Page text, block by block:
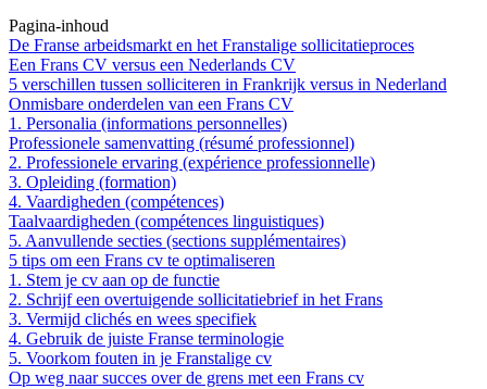
Pagina-inhoud
De Franse arbeidsmarkt en het Franstalige sollicitatieproces
Een Frans CV versus een Nederlands CV
5 verschillen tussen solliciteren in Frankrijk versus in Nederland
Onmisbare onderdelen van een Frans CV
1. Personalia (informations personnelles)
Professionele samenvatting (résumé professionnel)
2. Professionele ervaring (expérience professionnelle)
3. Opleiding (formation)
4. Vaardigheden (compétences)
Taalvaardigheden (compétences linguistiques)
5. Aanvullende secties (sections supplémentaires)
5 tips om een Frans cv te optimaliseren
1. Stem je cv aan op de functie
2. Schrijf een overtuigende sollicitatiebrief in het Frans
3. Vermijd clichés en wees specifiek
4. Gebruik de juiste Franse terminologie
5. Voorkom fouten in je Franstalige cv
Op weg naar succes over de grens met een Frans cv